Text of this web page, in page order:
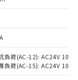
負荷(AC-12): AC24V 10A/
負荷(AC-15): AC24V
意のうえ
な商品で
質）の非含
のある
物質）の
を出す予